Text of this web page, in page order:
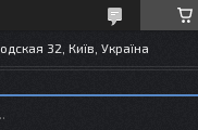
32, Київ, Україна